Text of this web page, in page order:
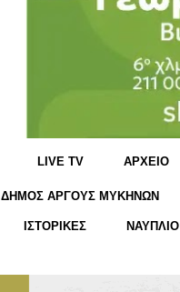
LIVE TV ΑΡΧΕΙΟ
ΔΗΜΟΣ ΑΡΓΟΥΣ ΜΥΚΗΝΩΝ
ΙΣΤΟΡΙΚΕΣ ΝΑΥΠΛΙΟ